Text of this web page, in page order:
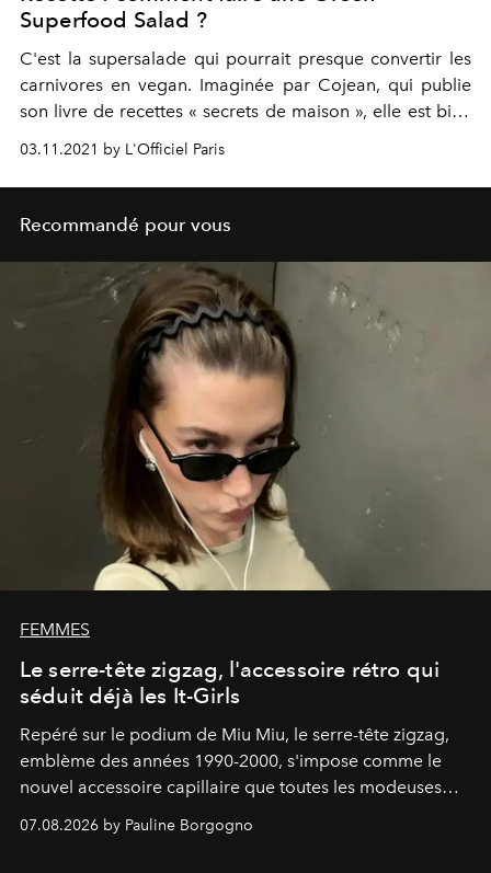
Superfood Salad ?
C'est la supersalade qui pourrait presque convertir les
carnivores en vegan. Imaginée par Cojean, qui publie
son livre de recettes « secrets de maison », elle est bien
sûr végétalienne, constitué de céréales bio, de légumes
et d’herbes sur la base d’un houmous de légumes.
03.11.2021 by L'Officiel Paris
Recommandé pour vous
FEMMES
Le serre-tête zigzag, l'accessoire rétro qui
séduit déjà les It-Girls
Repéré sur le podium de Miu Miu, le serre-tête zigzag,
emblème des années 1990-2000, s'impose comme le
nouvel accessoire capillaire que toutes les modeuses
s'arrachent déjà.
07.08.2026 by Pauline Borgogno